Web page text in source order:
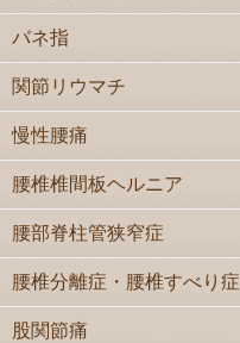
バネ指
関節リウマチ
慢性腰痛
腰椎椎間板ヘルニア
腰部脊柱管狭窄症
腰椎分離症・腰椎すべり症
股関節痛